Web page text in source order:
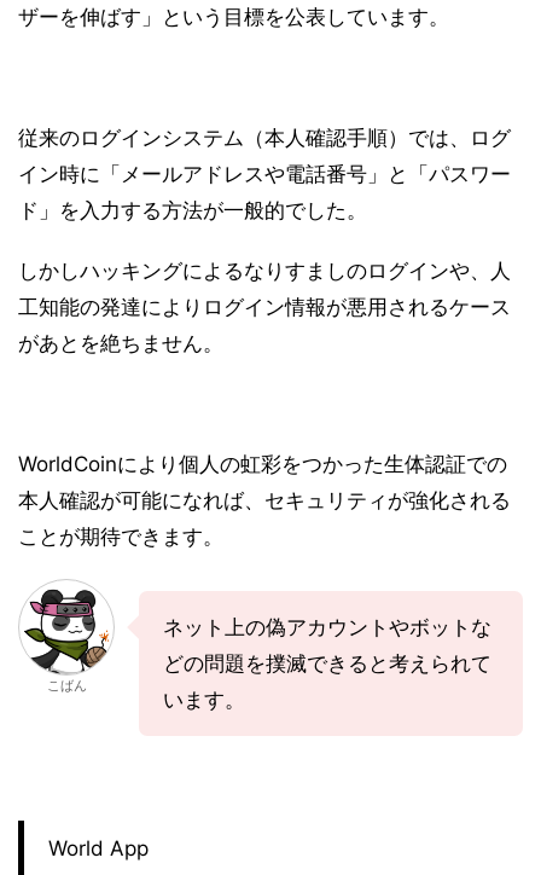
ザーを伸ばす」という目標を公表しています。
従来のログインシステム（本人確認手順）では、ログ
イン時に「メールアドレスや電話番号」と「パスワー
ド」を入力する方法が一般的でした。
しかしハッキングによるなりすましのログインや、人
工知能の発達によりログイン情報が悪用されるケース
があとを絶ちません。
WorldCoinにより個人の虹彩をつかった生体認証での
本人確認が可能になれば、セキュリティが強化される
ことが期待できます。
こばん
ネット上の偽アカウントやボットな
どの問題を撲滅できると考えられて
います。
World App